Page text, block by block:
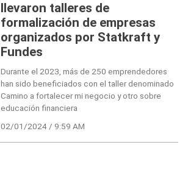
llevaron talleres de
formalización de empresas
organizados por Statkraft y
Fundes
Durante el 2023, más de 250 emprendedores
han sido beneficiados con el taller denominado
Camino a fortalecer mi negocio y otro sobre
educación financiera
02/01/2024 / 9:59 AM